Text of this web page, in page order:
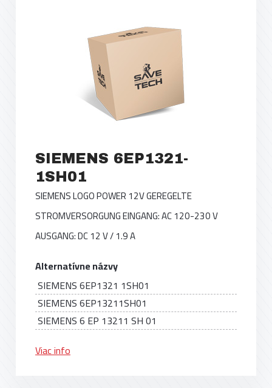
SIEMENS 6EP1321-
1SH01
SIEMENS LOGO POWER 12V GEREGELTE
STROMVERSORGUNG EINGANG: AC 120-230 V
AUSGANG: DC 12 V / 1.9 A
Alternatívne názvy
SIEMENS 6EP1321 1SH01
SIEMENS 6EP13211SH01
SIEMENS 6 EP 13211 SH 01
Viac info